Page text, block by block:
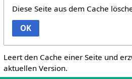
Diese Seite aus dem Cache
OK
Leert den Cache einer Seite und
aktuellen Version.